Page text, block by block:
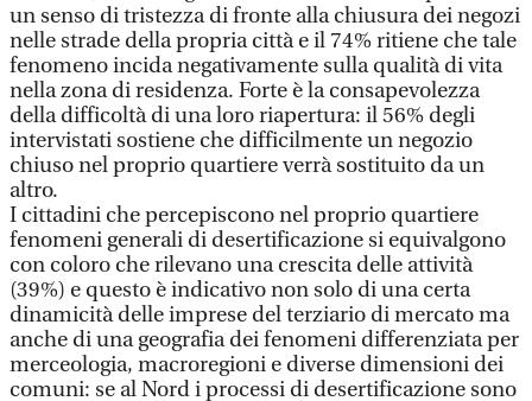
un senso di tristezza di fronte alla chiusura dei negozi
nelle strade della propria città e il 74% ritiene che tale
fenomeno incida negativamente sulla qualità di vita
nella zona di residenza. Forte è la consapevolezza
della difficoltà di una loro riapertura: il 56% degli
intervistati sostiene che difficilmente un negozio
chiuso nel proprio quartiere verrà sostituito da un
altro.
I cittadini che percepiscono nel proprio quartiere
fenomeni generali di desertificazione si equivalgono
con coloro che rilevano una crescita delle attività
(39%) e questo è indicativo non solo di una certa
dinamicità delle imprese del terziario di mercato ma
anche di una geografia dei fenomeni differenziata per
merceologia, macroregioni e diverse dimensioni dei
comuni: se al Nord i processi di desertificazione sono